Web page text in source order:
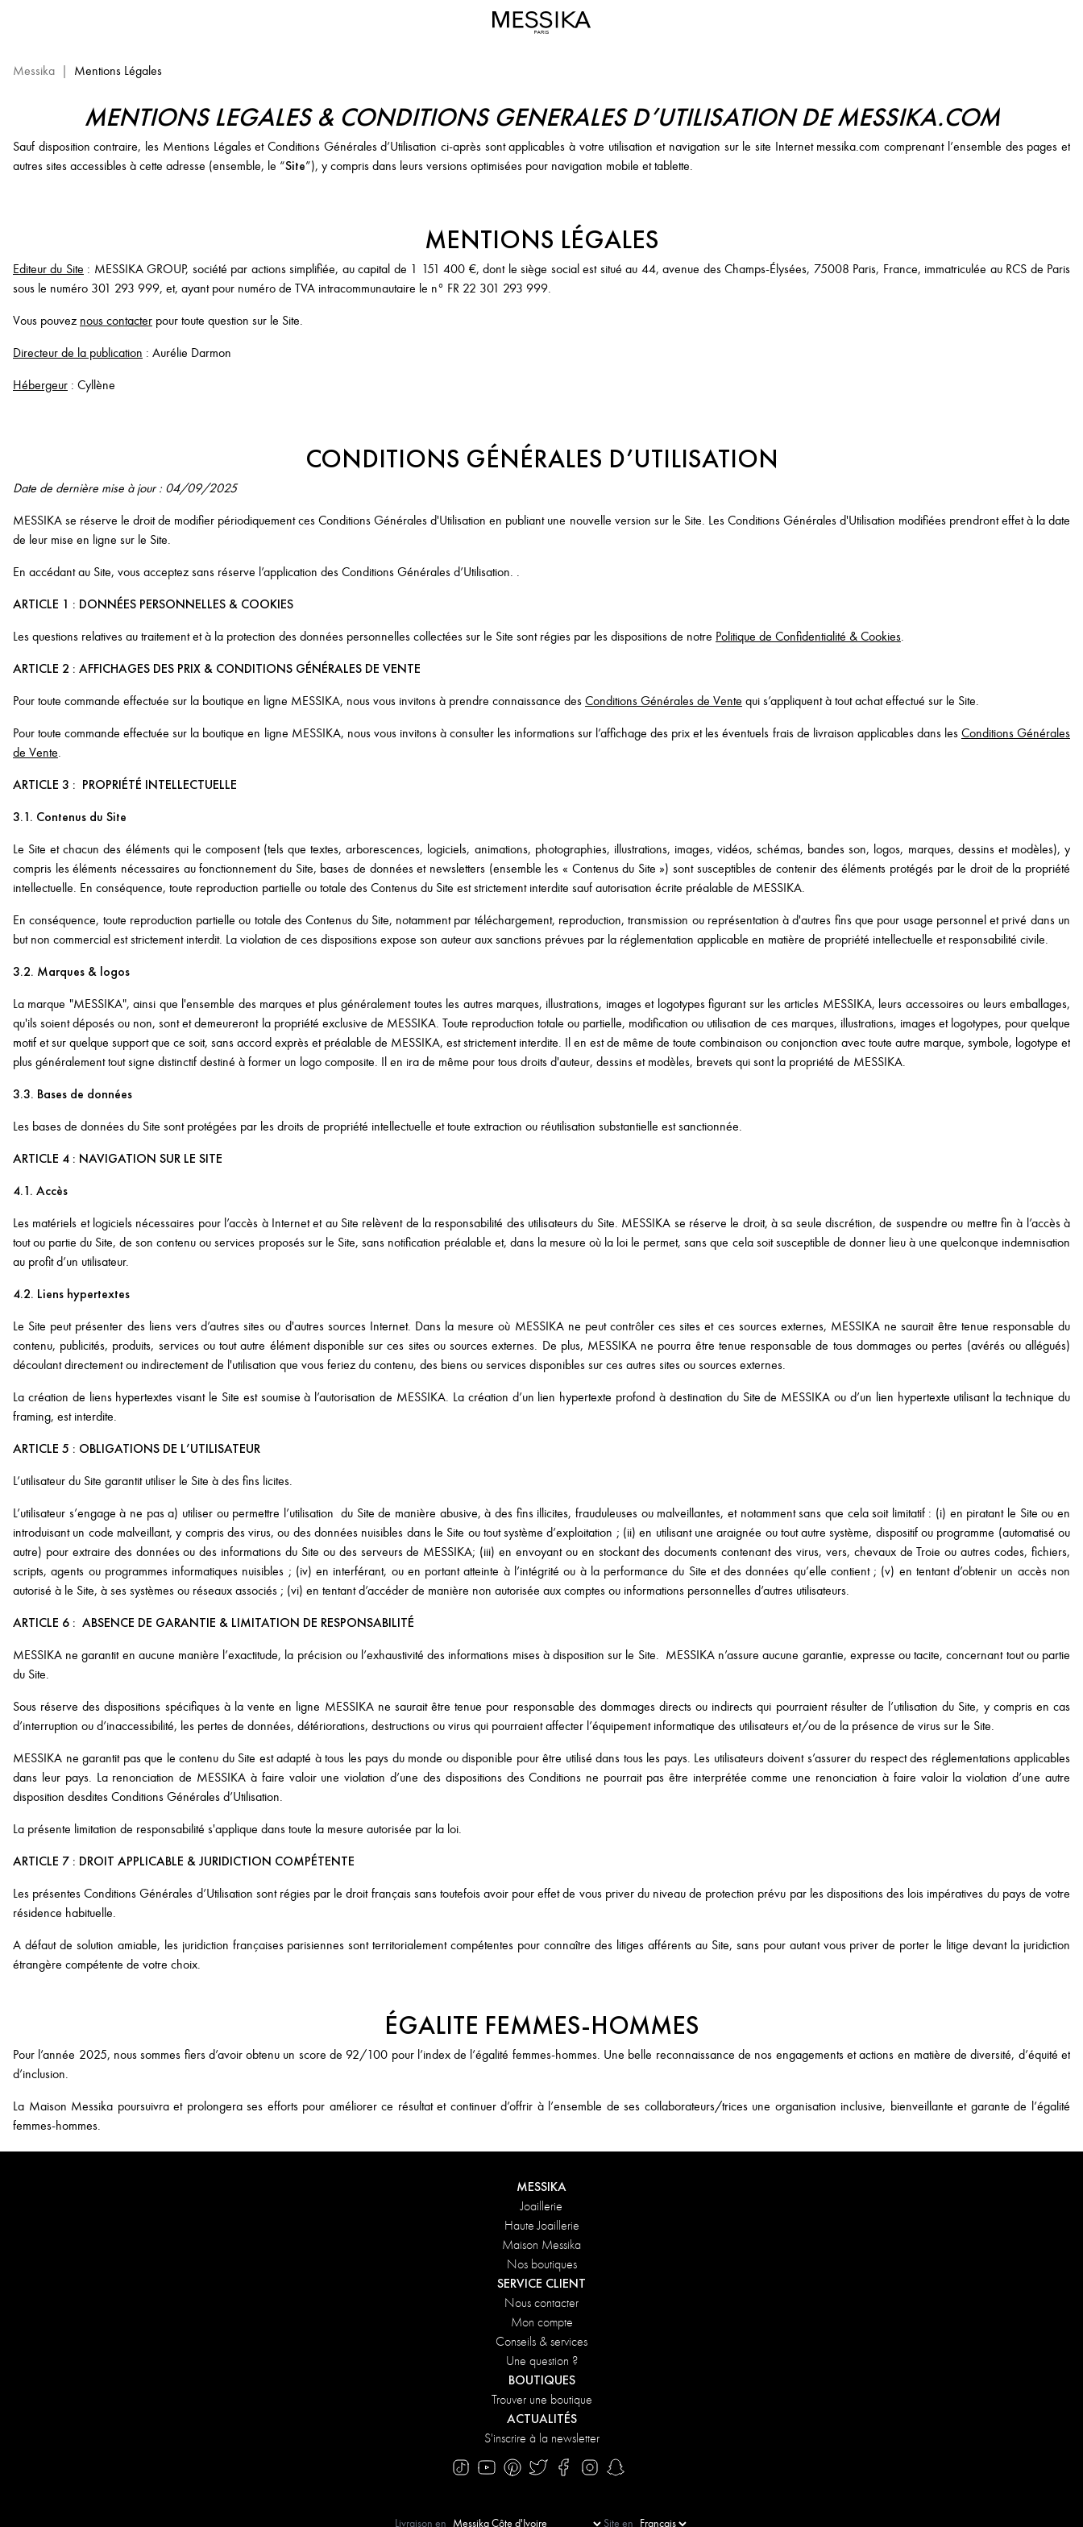
Conditions
Site
Internet
Messika | Mentions Légales
MENTIONS LEGALES & CONDITIONS GENERALES D’UTILISATION DE MESSIKA.COM
Sauf disposition contraire, les Mentions Légales et Conditions Générales d’Utilisation ci-après sont applicables à votre utilisation et navigation sur le site Internet messika.com comprenant l’ensemble des pages et
autres sites accessibles à cette adresse (ensemble, le “Site”), y compris dans leurs versions optimisées pour navigation mobile et tablette.
MENTIONS LÉGALES
Editeur du Site : MESSIKA GROUP, société par actions simplifiée, au capital de 1 151 400 €, dont le siège social est situé au 44, avenue des Champs-Élysées, 75008 Paris, France, immatriculée au RCS de Paris
sous le numéro 301 293 999, et, ayant pour numéro de TVA intracommunautaire le n° FR 22 301 293 999.
Vous pouvez nous contacter pour toute question sur le Site.
Directeur de la publication : Aurélie Darmon
Hébergeur : Cyllène
CONDITIONS GÉNÉRALES D’UTILISATION
Date de dernière mise à jour : 04/09/2025
MESSIKA se réserve le droit de modifier périodiquement ces Conditions Générales d'Utilisation en publiant une nouvelle version sur le Site. Les Conditions Générales d'Utilisation modifiées prendront effet à la date
de leur mise en ligne sur le Site.
En accédant au Site, vous acceptez sans réserve l’application des Conditions Générales d’Utilisation. .
ARTICLE 1 : DONNÉES PERSONNELLES & COOKIES
Les questions relatives au traitement et à la protection des données personnelles collectées sur le Site sont régies par les dispositions de notre Politique de Confidentialité & Cookies.
ARTICLE 2 : AFFICHAGES DES PRIX & CONDITIONS GÉNÉRALES DE VENTE
Pour toute commande effectuée sur la boutique en ligne MESSIKA, nous vous invitons à prendre connaissance des Conditions Générales de Vente qui s’appliquent à tout achat effectué sur le Site.
Pour toute commande effectuée sur la boutique en ligne MESSIKA, nous vous invitons à consulter les informations sur l’affichage des prix et les éventuels frais de livraison applicables dans les Conditions Générales
de Vente.
ARTICLE 3 : PROPRIÉTÉ INTELLECTUELLE
3.1. Contenus du Site
Le Site et chacun des éléments qui le composent (tels que textes, arborescences, logiciels, animations, photographies, illustrations, images, vidéos, schémas, bandes son, logos, marques, dessins et modèles), y
compris les éléments nécessaires au fonctionnement du Site, bases de données et newsletters (ensemble les « Contenus du Site ») sont susceptibles de contenir des éléments protégés par le droit de la propriété
intellectuelle. En conséquence, toute reproduction partielle ou totale des Contenus du Site est strictement interdite sauf autorisation écrite préalable de MESSIKA.
En conséquence, toute reproduction partielle ou totale des Contenus du Site, notamment par téléchargement, reproduction, transmission ou représentation à d'autres fins que pour usage personnel et privé dans un
but non commercial est strictement interdit. La violation de ces dispositions expose son auteur aux sanctions prévues par la réglementation applicable en matière de propriété intellectuelle et responsabilité civile.
3.2. Marques & logos
La marque "MESSIKA", ainsi que l'ensemble des marques et plus généralement toutes les autres marques, illustrations, images et logotypes figurant sur les articles MESSIKA, leurs accessoires ou leurs emballages,
qu'ils soient déposés ou non, sont et demeureront la propriété exclusive de MESSIKA. Toute reproduction totale ou partielle, modification ou utilisation de ces marques, illustrations, images et logotypes, pour quelque
motif et sur quelque support que ce soit, sans accord exprès et préalable de MESSIKA, est strictement interdite. Il en est de même de toute combinaison ou conjonction avec toute autre marque, symbole, logotype et
plus généralement tout signe distinctif destiné à former un logo composite. Il en ira de même pour tous droits d'auteur, dessins et modèles, brevets qui sont la propriété de MESSIKA.
3.3. Bases de données
Les bases de données du Site sont protégées par les droits de propriété intellectuelle et toute extraction ou réutilisation substantielle est sanctionnée.
ARTICLE 4 : NAVIGATION SUR LE SITE
4.1. Accès
Les matériels et logiciels nécessaires pour l’accès à Internet et au Site relèvent de la responsabilité des utilisateurs du Site. MESSIKA se réserve le droit, à sa seule discrétion, de suspendre ou mettre fin à l’accès à
tout ou partie du Site, de son contenu ou services proposés sur le Site, sans notification préalable et, dans la mesure où la loi le permet, sans que cela soit susceptible de donner lieu à une quelconque indemnisation
au profit d’un utilisateur.
4.2. Liens hypertextes
Le Site peut présenter des liens vers d’autres sites ou d'autres sources Internet. Dans la mesure où MESSIKA ne peut contrôler ces sites et ces sources externes, MESSIKA ne saurait être tenue responsable du
contenu, publicités, produits, services ou tout autre élément disponible sur ces sites ou sources externes. De plus, MESSIKA ne pourra être tenue responsable de tous dommages ou pertes (avérés ou allégués)
découlant directement ou indirectement de l'utilisation que vous feriez du contenu, des biens ou services disponibles sur ces autres sites ou sources externes.
La création de liens hypertextes visant le Site est soumise à l’autorisation de MESSIKA. La création d’un lien hypertexte profond à destination du Site de MESSIKA ou d’un lien hypertexte utilisant la technique du
framing, est interdite.
ARTICLE 5 : OBLIGATIONS DE L’UTILISATEUR
L’utilisateur du Site garantit utiliser le Site à des fins licites.
L’utilisateur s’engage à ne pas a) utiliser ou permettre l’utilisation du Site de manière abusive, à des fins illicites, frauduleuses ou malveillantes, et notamment sans que cela soit limitatif : (i) en piratant le Site ou en
introduisant un code malveillant, y compris des virus, ou des données nuisibles dans le Site ou tout système d’exploitation ; (ii) en utilisant une araignée ou tout autre système, dispositif ou programme (automatisé ou
autre) pour extraire des données ou des informations du Site ou des serveurs de MESSIKA; (iii) en envoyant ou en stockant des documents contenant des virus, vers, chevaux de Troie ou autres codes, fichiers,
scripts, agents ou programmes informatiques nuisibles ; (iv) en interférant, ou en portant atteinte à l’intégrité ou à la performance du Site et des données qu’elle contient ; (v) en tentant d’obtenir un accès non
autorisé à le Site, à ses systèmes ou réseaux associés ; (vi) en tentant d’accéder de manière non autorisée aux comptes ou informations personnelles d’autres utilisateurs.
ARTICLE 6 : ABSENCE DE GARANTIE & LIMITATION DE RESPONSABILITÉ
MESSIKA ne garantit en aucune manière l’exactitude, la précision ou l’exhaustivité des informations mises à disposition sur le Site. MESSIKA n’assure aucune garantie, expresse ou tacite, concernant tout ou partie
du Site.
Sous réserve des dispositions spécifiques à la vente en ligne MESSIKA ne saurait être tenue pour responsable des dommages directs ou indirects qui pourraient résulter de l’utilisation du Site, y compris en cas
d’interruption ou d’inaccessibilité, les pertes de données, détériorations, destructions ou virus qui pourraient affecter l’équipement informatique des utilisateurs et/ou de la présence de virus sur le Site.
MESSIKA ne garantit pas que le contenu du Site est adapté à tous les pays du monde ou disponible pour être utilisé dans tous les pays. Les utilisateurs doivent s’assurer du respect des réglementations applicables
dans leur pays. La renonciation de MESSIKA à faire valoir une violation d’une des dispositions des Conditions ne pourrait pas être interprétée comme une renonciation à faire valoir la violation d’une autre
disposition desdites Conditions Générales d’Utilisation.
La présente limitation de responsabilité s'applique dans toute la mesure autorisée par la loi.
ARTICLE 7 : DROIT APPLICABLE & JURIDICTION COMPÉTENTE
Les présentes Conditions Générales d’Utilisation sont régies par le droit français sans toutefois avoir pour effet de vous priver du niveau de protection prévu par les dispositions des lois impératives du pays de votre
résidence habituelle.
A défaut de solution amiable, les juridiction françaises parisiennes sont territorialement compétentes pour connaître des litiges afférents au Site, sans pour autant vous priver de porter le litige devant la juridiction
étrangère compétente de votre choix.
ÉGALITE FEMMES-HOMMES
Pour l’année 2025, nous sommes fiers d’avoir obtenu un score de 92/100 pour l’index de l’égalité femmes-hommes. Une belle reconnaissance de nos engagements et actions en matière de diversité, d’équité et
d’inclusion.
La Maison Messika poursuivra et prolongera ses efforts pour améliorer ce résultat et continuer d’offrir à l’ensemble de ses collaborateurs/trices une organisation inclusive, bienveillante et garante de l’égalité
femmes-hommes.
MESSIKA
Joaillerie
Haute Joaillerie
Maison Messika
Nos boutiques
SERVICE CLIENT
Nous contacter
Mon compte
Conseils & services
Une question ?
BOUTIQUES
Trouver une boutique
ACTUALITÉS
S'inscrire à la newsletter
Livraison en Site en